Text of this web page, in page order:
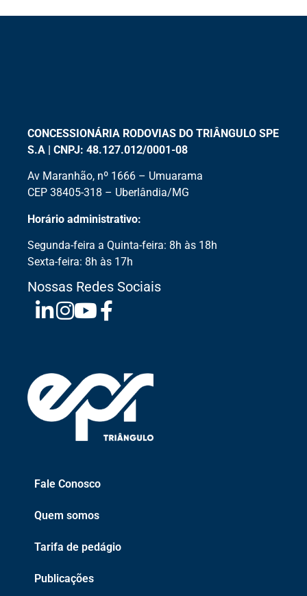
CONCESSIONÁRIA RODOVIAS DO TRIÂNGULO SPE
S.A | CNPJ: 48.127.012/0001-08
Av Maranhão, nº 1666 – Umuarama
CEP 38405-318 – Uberlândia/MG
Horário administrativo:
Segunda-feira a Quinta-feira: 8h às 18h
Sexta-feira: 8h às 17h
Nossas Redes Sociais
Fale Conosco
Quem somos
Tarifa de pedágio
Publicações